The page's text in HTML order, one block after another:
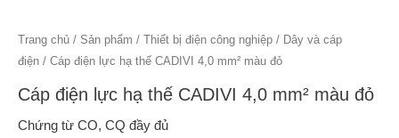
Trang chủ / Sản phẩm / Thiết bị điện công nghiệp / Dây và cáp
điện / Cáp điện lực hạ thế CADIVI 4,0 mm² màu đỏ
Cáp điện lực hạ thế CADIVI 4,0 mm² màu đỏ
Chứng từ CO, CQ đầy đủ